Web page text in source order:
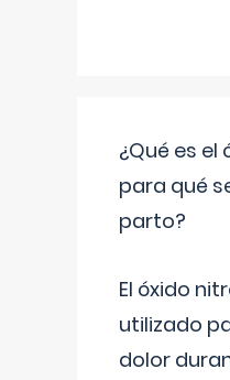
¿Qué es el
para qué
parto?
El óxido
utilizado
dolor